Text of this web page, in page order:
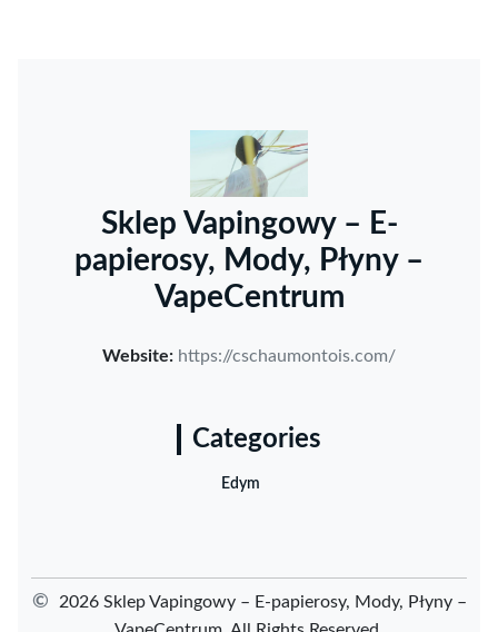
Sklep Vapingowy – E-
papierosy, Mody, Płyny –
VapeCentrum
Website: https://cschaumontois.com/
Categories
Edym
©
2026 Sklep Vapingowy – E-papierosy, Mody, Płyny –